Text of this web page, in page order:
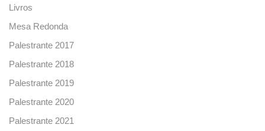
Livros
Mesa Redonda
Palestrante 2017
Palestrante 2018
Palestrante 2019
Palestrante 2020
Palestrante 2021